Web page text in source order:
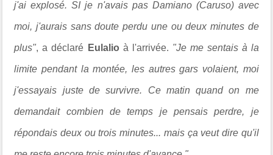
j'ai explosé. SI je n'avais pas Damiano (Caruso) avec
moi, j'aurais sans doute perdu une ou deux minutes de
plus", a déclaré Eulalio à l'arrivée. "Je me sentais à la
limite pendant la montée, les autres gars volaient, moi
j'essayais juste de survivre. Ce matin quand on me
demandait combien de temps je pensais perdre, je
répondais deux ou trois minutes... mais ça veut dire qu'il